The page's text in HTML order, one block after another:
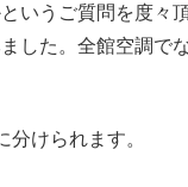
いうご質問を度々
した。全館空調で
けられます。